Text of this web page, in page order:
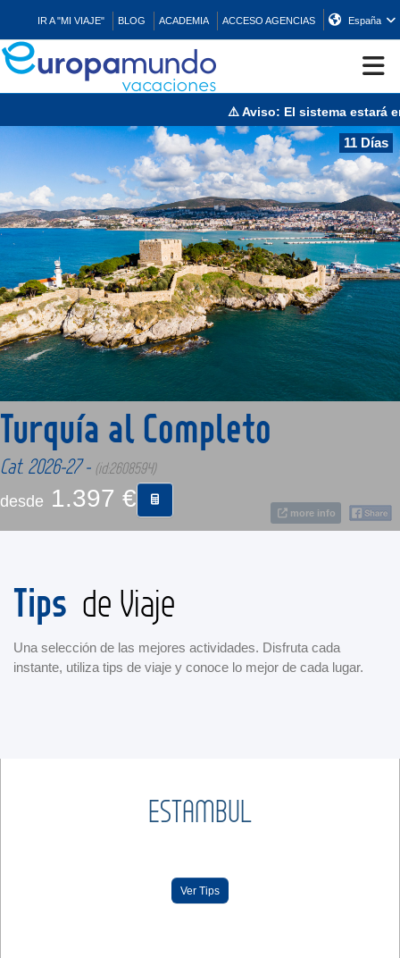
IR A "MI VIAJE" BLOG ACADEMIA ACCESO AGENCIAS España
CRUCEROS
EUROPA
ASIA
ORIENTE
PROMOCIONES
CONTACTO
⚠️ Aviso: El sistema estará en
11 Días
more info
Turquía al Completo
Cat. 2026-27 - (id:2608594)
desde 1.397 €
Tips de Viaje
Una selección de las mejores actividades. Disfruta cada
instante, utiliza tips de viaje y conoce lo mejor de cada lugar.
ESTAMBUL
Ver Tips